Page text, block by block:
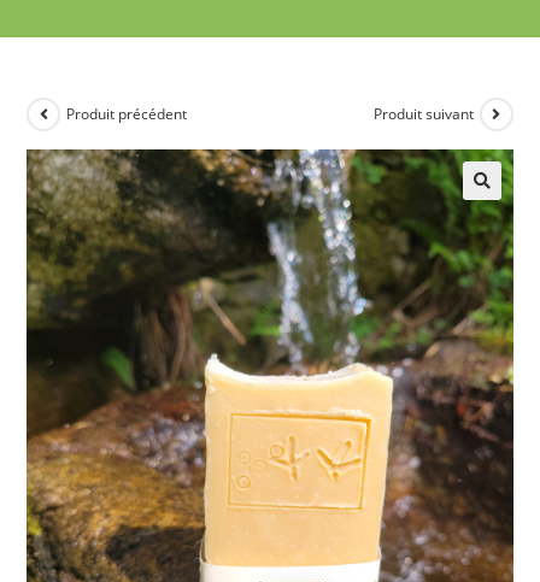
Produit précédent Produit suivant